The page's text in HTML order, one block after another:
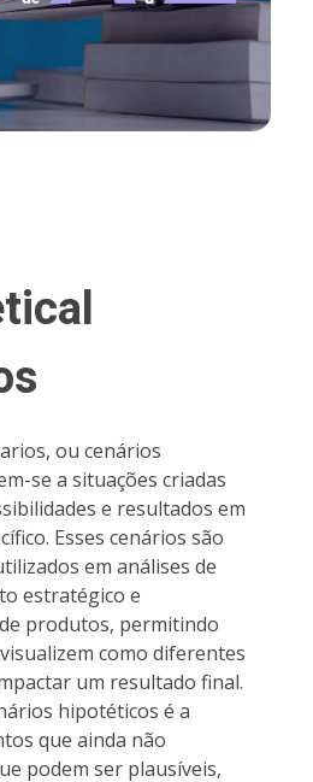
ou cenários
se a situações criadas
e resultados em
Esses cenários são
em análises de
estratégico e
produtos, permitindo
como diferentes
um resultado final.
hipotéticos é a
que ainda não
podem ser plausíveis,